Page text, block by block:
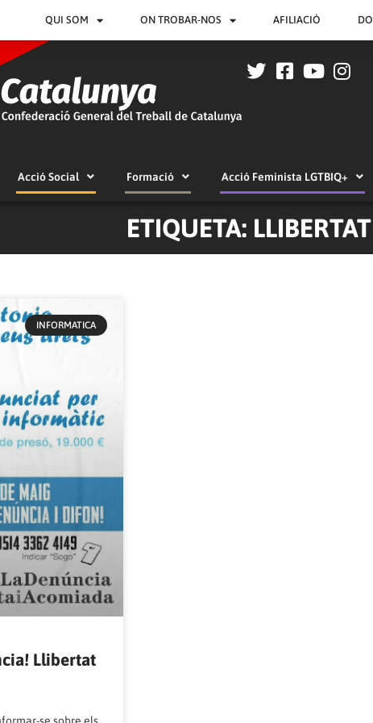
QUI SOM ON TROBAR-NOS AFILIACIÓ
Acció Social Formació Acció Feminista LGTBIQ+
ETIQUETA:
INFORMATICA
Llibertat